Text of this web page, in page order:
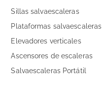
Sillas salvaescaleras
Plataformas salvaescaleras
Elevadores verticales
Ascensores de escaleras
Salvaescaleras Portátil